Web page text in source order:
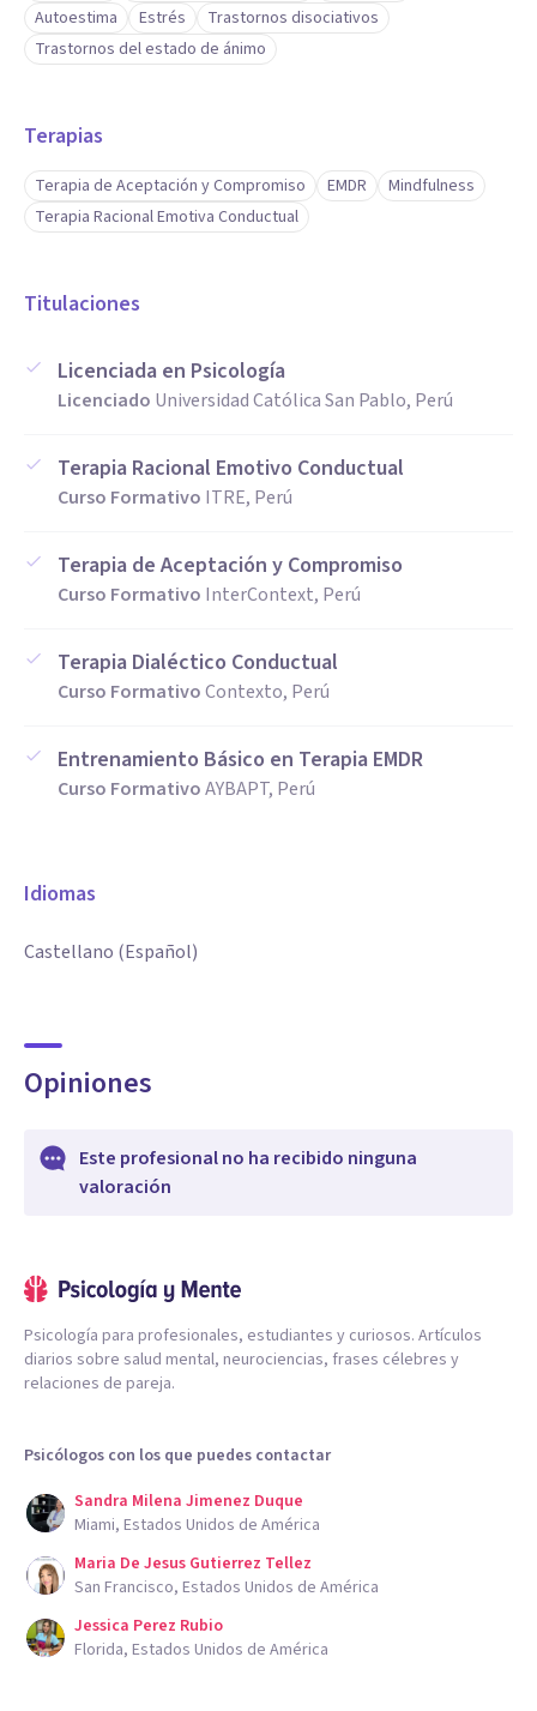
Autoestima
Estrés
Trastornos disociativos
Trastornos del estado de ánimo
Terapias
Terapia de Aceptación y Compromiso EMDR
Mindfulness
Terapia Racional Emotiva Conductual
Titulaciones
Licenciada en Psicología
Licenciado Universidad Católica San Pablo, Perú
Terapia Racional Emotivo Conductual
Curso Formativo ITRE, Perú
Terapia de Aceptación y Compromiso
Curso Formativo InterContext, Perú
Terapia Dialéctico Conductual
Curso FormativoContexto, Perú
Entrenamiento Básico en Terapia EMDR
Curso FormativoAYBAPT, Perú
Idiomas
Castellano (Español)
Opiniones
Este profesional no ha recibido ninguna
valoración
Psicología para profesionales, estudiantes y curiosos. Artículos
diarios sobre salud mental, neurociencias, frases célebres y
relaciones de pareja.
Psicólogos con los que puedes contactar
Sandra Milena Jimenez Duque
Miami, Estados Unidos de América
Maria De Jesus Gutierrez Tellez
San Francisco, Estados Unidos de América
Jessica Perez Rubio
Florida, Estados Unidos de América